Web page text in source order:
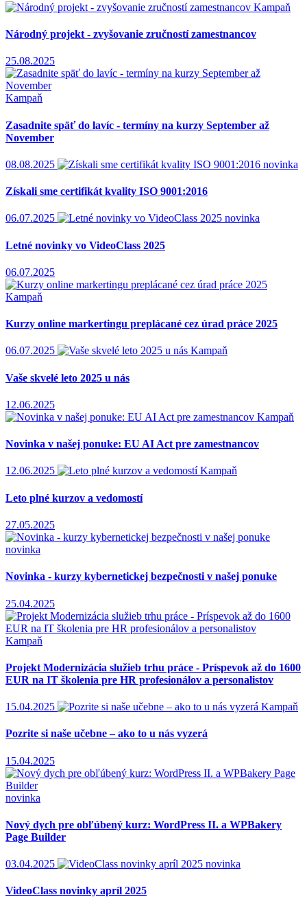
Kampaň
Národný projekt - zvyšovanie zručností zamestnancov
25.08.2025
Kampaň
Zasadnite späť do lavíc - termíny na kurzy September až
November
08.08.2025 novinka
Získali sme certifikát kvality ISO 9001:2016
06.07.2025 novinka
Letné novinky vo VideoClass 2025
06.07.2025
Kampaň
Kurzy online markertingu preplácané cez úrad práce 2025
06.07.2025 Kampaň
Vaše skvelé leto 2025 u nás
12.06.2025
Kampaň
Novinka v našej ponuke: EU AI Act pre zamestnancov
12.06.2025 Kampaň
Leto plné kurzov a vedomostí
27.05.2025
novinka
Novinka - kurzy kybernetickej bezpečnosti v našej ponuke
25.04.2025
Kampaň
Projekt Modernizácia služieb trhu práce - Príspevok až do 1600
EUR na IT školenia pre HR profesionálov a personalistov
15.04.2025 Kampaň
Pozrite si naše učebne – ako to u nás vyzerá
15.04.2025
novinka
Nový dych pre obľúbený kurz: WordPress II. a WPBakery
Page Builder
03.04.2025 novinka
VideoClass novinky apríl 2025